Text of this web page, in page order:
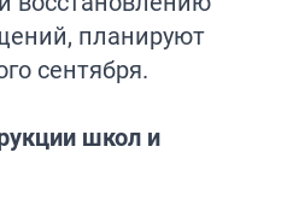
планируют
сентября.
школ и